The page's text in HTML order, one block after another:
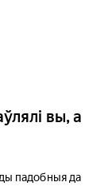
вы, а
падобныя да